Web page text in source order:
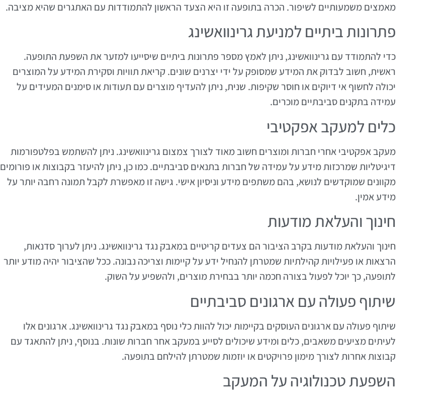
מאמצים משמעותיים לשיפור. הכרה בתופעה זו היא הצעד הראשון להתמודדות עם האתגרים שהיא מציבה.
פתרונות ביתיים למניעת גרינוואשינג
כדי להתמודד עם גרינוואשינג, ניתן לאמץ מספר פתרונות ביתיים שיסייעו למזער את השפעת התופעה.
ראשית, חשוב לבדוק את המידע שמסופק על ידי יצרנים שונים. קריאת תוויות וסקירת המידע על המוצרים
יכולה לחשוף אי דיוקים או חוסר שקיפות. שנית, ניתן להעדיף מוצרים עם תעודות או סימנים המעידים על
עמידה בתקנים סביבתיים מוכרים.
כלים למעקב אפקטיבי
מעקב אפקטיבי אחרי חברות ומוצרים חשוב מאוד לצורך צמצום גרינוואשינג. ניתן להשתמש בפלטפורמות
דיגיטליות שמרכזות מידע על עמידה של חברות בתנאים סביבתיים. כמו כן, ניתן להיעזר בקבוצות או פורומים
מקוונים שמוקדשים לנושא, בהם משתפים מידע וניסיון אישי. גישה זו מאפשרת לקבל תמונה רחבה יותר על
מידע אמין.
חינוך והעלאת מודעות
חינוך והעלאת מודעות בקרב הציבור הם צעדים קריטיים במאבק נגד גרינוואשינג. ניתן לערוך סדנאות,
הרצאות או פעילויות קהילתיות שמטרתן להנחיל ידע על קיימות וצריכה נבונה. ככל שהציבור יהיה מודע יותר
לתופעה, כך יוכל לפעול בצורה חכמה יותר בבחירת מוצרים, ולהשפיע על השוק.
שיתוף פעולה עם ארגונים סביבתיים
שיתוף פעולה עם ארגונים העוסקים בקיימות יכול להוות כלי נוסף במאבק נגד גרינוואשינג. ארגונים אלו
לעיתים מציעים משאבים, כלים ומידע שיכולים לסייע במעקב אחר חברות שונות. בנוסף, ניתן להתאגד עם
קבוצות אחרות לצורך מימון פרויקטים או יוזמות שמטרתן להילחם בתופעה.
השפעת טכנולוגיה על המעקב